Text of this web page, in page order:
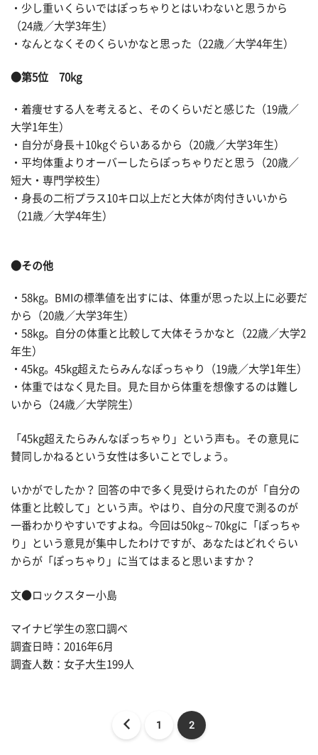
・少し重いくらいではぽっちゃりとはいわないと思うから
（24歳／大学3年生）
・なんとなくそのくらいかなと思った（22歳／大学4年生）
●第5位 70kg
・着痩せする人を考えると、そのくらいだと感じた（19歳／
大学1年生）
・自分が身長＋10kgぐらいあるから（20歳／大学3年生）
・平均体重よりオーバーしたらぽっちゃりだと思う（20歳／
短大・専門学校生）
・身長の二桁プラス10キロ以上だと大体が肉付きいいから
（21歳／大学4年生）
●その他
・58kg。BMIの標準値を出すには、体重が思った以上に必要だ
から（20歳／大学3年生）
・58kg。自分の体重と比較して大体そうかなと（22歳／大学2
年生）
・45kg。45kg超えたらみんなぽっちゃり（19歳／大学1年生）
・体重ではなく見た目。見た目から体重を想像するのは難し
いから（24歳／大学院生）
「45kg超えたらみんなぽっちゃり」という声も。その意見に
賛同しかねるという女性は多いことでしょう。
いかがでしたか？ 回答の中で多く見受けられたのが「自分の
体重と比較して」という声。やはり、自分の尺度で測るのが
一番わかりやすいですよね。今回は50kg～70kgに「ぽっちゃ
り」という意見が集中したわけですが、あなたはどれぐらい
からが「ぽっちゃり」に当てはまると思いますか？
文●ロックスター小島
マイナビ学生の窓口調べ
調査日時：2016年6月
調査人数：女子大生199人
1 2